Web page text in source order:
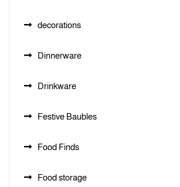
decorations
Dinnerware
Drinkware
Festive Baubles
Food Finds
Food storage